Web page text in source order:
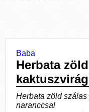
Baba
Herbata
Herbata zöld
naranccsal